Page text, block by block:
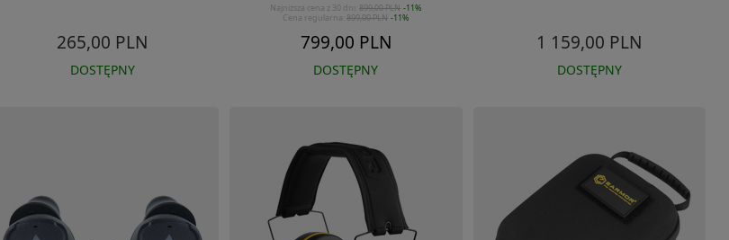
265,00 PLN
DOSTĘPNY
799,00 PLN
Najniższa cena z 30 dni:899,00 PLN -11%
Cena regularna:899,00 PLN -11%
DOSTĘPNY
1 159,00 PLN
DOSTĘPNY